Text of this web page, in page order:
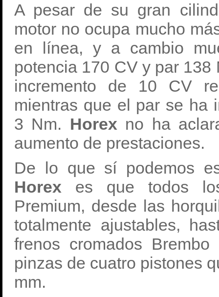
A pesar de su gran
motor no ocupa mucho
en línea, y a cambio
potencia 170 CV y par
incremento de 10 CV
mientras que el par se ha
3 Nm. Horex no ha
aumento de prestaciones.
De lo que sí podemos
Horex es que todos
Premium, desde las
totalmente ajustables,
frenos cromados
pinzas de cuatro pistones
mm.